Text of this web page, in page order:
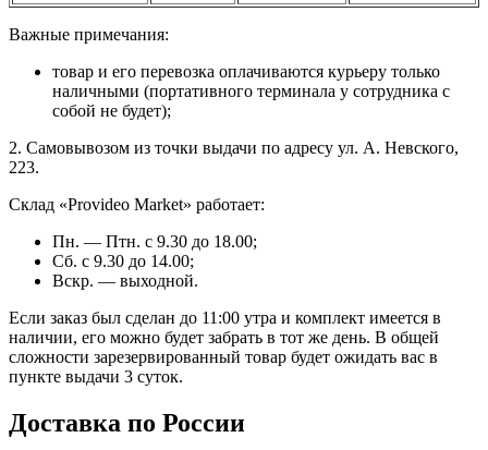
Важные примечания:
товар и его перевозка оплачиваются курьеру только
наличными (портативного терминала у сотрудника с
собой не будет);
2. Самовывозом из точки выдачи по адресу ул. А. Невского,
223.
Склад «Provideo Market» работает:
Пн. — Птн. с 9.30 до 18.00;
Сб. с 9.30 до 14.00;
Вскр. — выходной.
Если заказ был сделан до 11:00 утра и комплект имеется в
наличии, его можно будет забрать в тот же день. В общей
сложности зарезервированный товар будет ожидать вас в
пункте выдачи 3 суток.
Доставка по России